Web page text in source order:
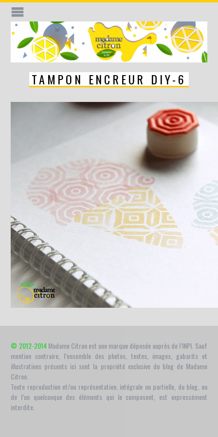
TAMPON ENCREUR DIY-6
© 2012-2014Madame Citron est une marque déposée auprès de l’INPI. Sauf
mention contraire, l’ensemble des photos, textes, images, gabarits et
illustrations présents ici sont la propriété exclusive du blog de Madame
Citron.
Toute reproduction et/ou représentation, intégrale ou partielle, du blog, ou
de l’un quelconque des éléments qui le composent, est expressément
interdite.